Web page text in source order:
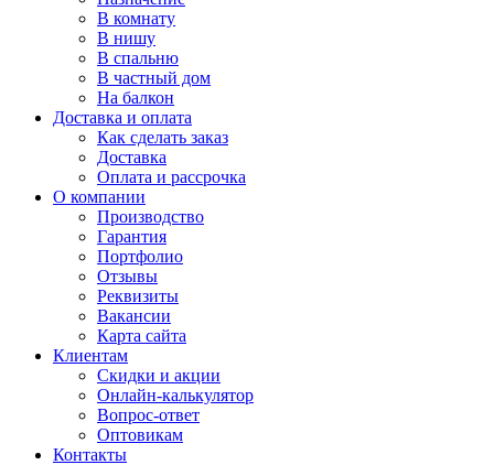
В комнату
В нишу
В спальню
В частный дом
На балкон
Доставка и оплата
Как сделать заказ
Доставка
Оплата и рассрочка
О компании
Производство
Гарантия
Портфолио
Отзывы
Реквизиты
Вакансии
Карта сайта
Клиентам
Скидки и акции
Онлайн-калькулятор
Вопрос-ответ
Оптовикам
Контакты